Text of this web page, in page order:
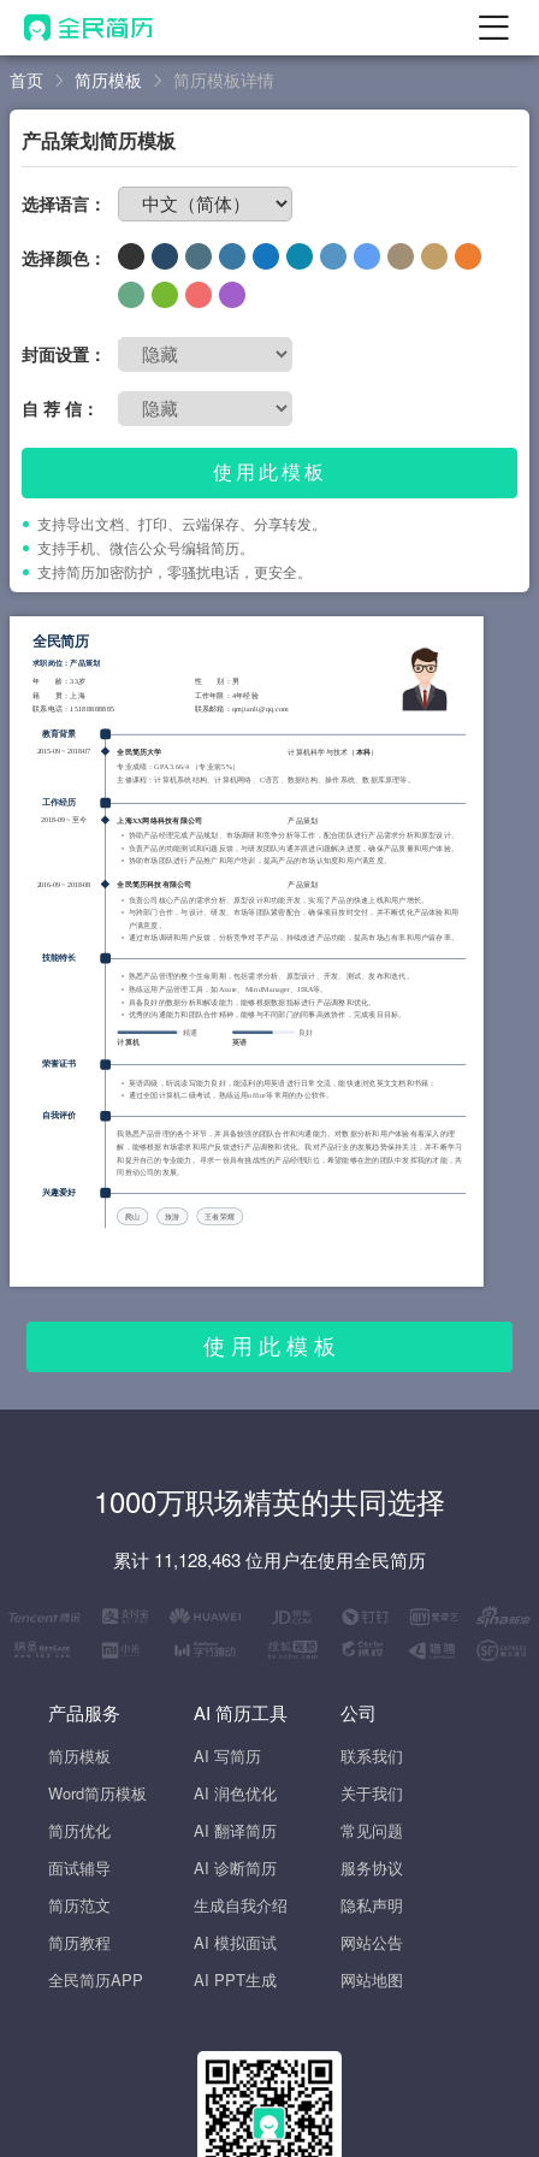
首页
AI 简历工具
AI 优化简历
AI 翻译简历
AI 诊断简历
AI 模拟面试
面试自我介绍
简历教程
登录 / 注册
首页 简历模板 简历模板详情
产品策划简历模板
选择语言：
选择颜色：
封面设置：
自 荐 信：
使用此模板
支持导出文档、打印、云端保存、分享转发。
支持手机、微信公众号编辑简历。
支持简历加密防护，零骚扰电话，更安全。
全民简历
求职岗位：产品策划
年 龄 ：33岁 性 别 ：男
籍 贯 ：上海 工作年限 ：4年经验
联系电话 ：15188888885 联系邮箱 ：qmjianli@qq.com
教育背景
2015-09~ 2018-07 全民简历大学 计算机科学与技术（ 本科）
专业成绩：GPA 3.66/4 （专业前5%）
主修课程：计算机系统结构、计算机网络、C语言、数据结构、操作系统、数据库原理等。
工作经历
2018-09~ 至今 上海XX网络科技有限公司
产品策划
协助产品经理完成产品规划、市场调研和竞争分析等工作，配合团队进行产品需求分析和原型设计。
负责产品的功能测试和问题反馈，与研发团队沟通并跟进问题解决进度，确保产品质量和用户体验。
协助市场团队进行产品推广和用户培训，提高产品的市场认知度和用户满意度。
2016-09~ 2018-08 全民简历科技有限公司 产品策划
负责公司核心产品的需求分析、原型设计和功能开发，实现了产品的快速上线和用户增长。
与跨部门合作，与设计、研发、市场等团队紧密配合，确保项目按时交付，并不断优化产品体验和用
户满意度。
通过市场调研和用户反馈，分析竞争对手产品，持续改进产品功能，提高市场占有率和用户留存率。
技能特长
熟悉产品管理的整个生命周期，包括需求分析、原型设计、开发、测试、发布和迭代。
熟练运用产品管理工具，如Axure、MindManager、JIRA等。
具备良好的数据分析和解读能力，能够根据数据指标进行产品调整和优化。
优秀的沟通能力和团队合作精神，能够与不同部门的同事高效协作，完成项目目标。
计算机
精通
英语
良好
荣誉证书
英语四级，听说读写能力良好，能流利的用英语进行日常交流，能快速浏览英文文档和书籍；
通过全国计算机二级考试，熟练运用office等常用的办公软件。
自我评价
我熟悉产品管理的各个环节，并具备较强的团队合作和沟通能力。对数据分析和用户体验有着深入的理
解，能够根据市场需求和用户反馈进行产品调整和优化。我对产品行业的发展趋势保持关注，并不断学习
和提升自己的专业能力。寻求一份具有挑战性的产品经理职位，希望能够在您的团队中发挥我的才能，共
同推动公司的发展。
兴趣爱好
爬山 旅游 王者荣耀
使 用 此 模 板
1000万职场精英的共同选择
累计 11,128,463 位用户在使用全民简历
产品服务
简历模板
Word简历模板
简历优化
面试辅导
简历范文
简历教程
全民简历APP
AI 简历工具
AI 写简历
AI 润色优化
AI 翻译简历
AI 诊断简历
生成自我介绍
AI 模拟面试
AI PPT生成
公司
联系我们
关于我们
常见问题
服务协议
隐私声明
网站公告
网站地图